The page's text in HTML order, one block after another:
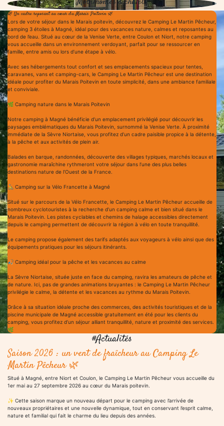
Avec ses hébergements tout confort et ses emplacements spacieux pour tentes,
caravanes, vans et camping-cars, le Camping Le Martin Pêcheur est une destination
idéale pour profiter du Marais Poitevin en toute simplicité, dans une ambiance familiale
et conviviale.
🌿 Camping nature dans le Marais Poitevin
Notre camping à Magné bénéficie d’un emplacement privilégié pour découvrir les
paysages emblématiques du Marais Poitevin, surnommé la Venise Verte. À proximité
immédiate de la Sèvre Niortaise, vous profitez d’un cadre paisible propice à la détente,
à la pêche et aux activités de plein air.
Balades en barque, randonnées, découverte des villages typiques, marchés locaux et
destinations nature de l’Ouest de la France.
🚴 Camping sur la Vélo Francette à Magné
nombreux cyclotouristes à la recherche d’un camping calme et bien situé dans le
Marais Poitevin. Les pistes cyclables et chemins de halage accessibles directement
depuis le camping permettent de découvrir la région à vélo en toute tranquillité.
Le camping propose également des tarifs adaptés aux voyageurs à vélo ainsi que des
🎣 Camping idéal pour la pêche et les vacances au calme
La Sèvre Niortaise, située juste en face du camping, ravira les amateurs de pêche et
privilégie le calme, la détente et les vacances au rythme du Marais Poitevin.
piscine municipale de Magné accessible gratuitement en été pour les clients du
🌿
#Actualités
Saison 2026 : un vent de fraîcheur au Camping Le
Martin Pêcheur 🌿
Situé à Magné, entre Niort et Coulon, le Camping Le Martin Pêcheur vous accueille du
1er mai au 27 septembre 2026 au cœur du Marais poitevin.
nouveaux propriétaires et une nouvelle dynamique, tout en conservant l’esprit calme,
nature et familial qui fait le charme du lieu depuis des années.
🌿 Ici, au programme :
Vélo, randonnée, kayak, pêche, marchés locaux, villages typiques et embarcadères du
Activités nature et loisirs pour toute la famille au cœur du Marais Poitevin